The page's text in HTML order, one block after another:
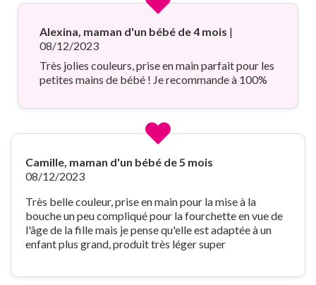
Alexina, maman d'un bébé de 4 mois |
08/12/2023
Très jolies couleurs, prise en main parfait pour les
petites mains de bébé ! Je recommande à 100%
Camille, maman d'un bébé de 5 mois
08/12/2023
Très belle couleur, prise en main pour la mise à la
bouche un peu compliqué pour la fourchette en vue de
l'âge de la fille mais je pense qu'elle est adaptée à un
enfant plus grand, produit très léger super